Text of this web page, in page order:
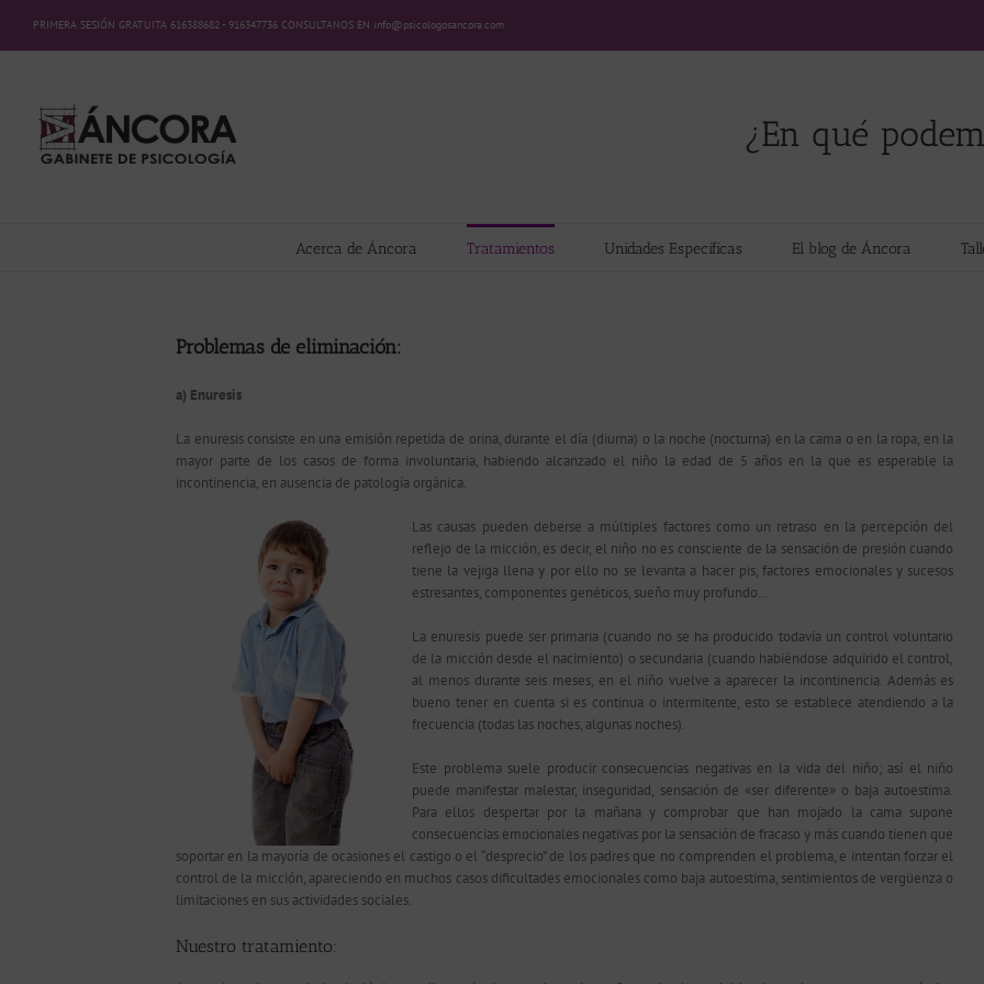
contenido
PRIMERA SESIÓN GRATUITA 616388682 - 916347736 CONSULTANOS EN info@psicologosancora.com
¿En qué
Acerca de Áncora Tratamientos Unidades Específicas El blog de Áncora
Problemas de eliminación:
a) Enuresis
La enuresis consiste en una emisión repetida de orina, durante el día (diurna) o la noche (nocturna) en la cama o en la ropa, en la
mayor parte de los casos de forma involuntaria, habiendo alcanzado el niño la edad de 5 años en la que es esperable la
incontinencia, en ausencia de patología orgánica.
Las causas pueden deberse a múltiples factores como un retraso en la percepción del
reflejo de la micción, es decir, el niño no es consciente de la sensación de presión cuando
tiene la vejiga llena y por ello no se levanta a hacer pis, factores emocionales y sucesos
estresantes, componentes genéticos, sueño muy profundo…
La enuresis puede ser primaria (cuando no se ha producido todavía un control voluntario
de la micción desde el nacimiento) o secundaria (cuando habiéndose adquirido el control,
al menos durante seis meses, en el niño vuelve a aparecer la incontinencia. Además es
bueno tener en cuenta si es continua o intermitente, esto se establece atendiendo a la
frecuencia (todas las noches, algunas noches).
Este problema suele producir consecuencias negativas en la vida del niño; así el niño
puede manifestar malestar, inseguridad, sensación de «ser diferente» o baja autoestima.
Para ellos despertar por la mañana y comprobar que han mojado la cama supone
consecuencias emocionales negativas por la sensación de fracaso y más cuando tienen que
soportar en la mayoría de ocasiones el castigo o el “desprecio” de los padres que no comprenden el problema, e intentan forzar el
control de la micción, apareciendo en muchos casos dificultades emocionales como baja autoestima, sentimientos de vergüenza o
limitaciones en sus actividades sociales.
Nuestro tratamiento: